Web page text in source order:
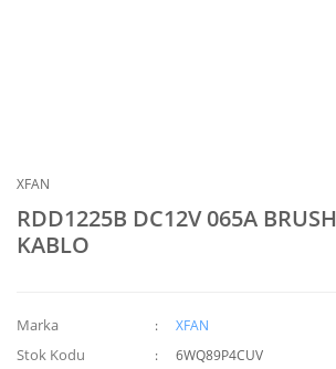
XFAN
RDD1225B DC12V 065A
KABLO
Marka XFAN
Stok Kodu 6WQ89P4CUV